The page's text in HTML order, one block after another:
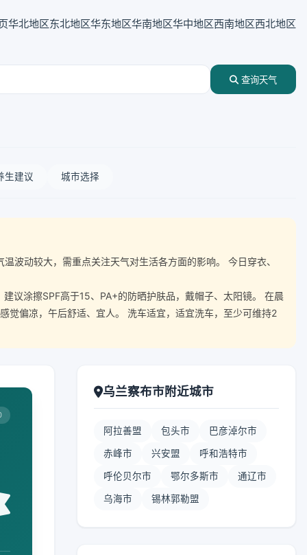
华北地区东北地区华东地区华南地区华中地区西南地区西北地区
查询天气
生建议 城市选择
动较大，需重点关注天气对生活各方面的影响。 今日穿衣、
议涂擦SPF高于15、PA+的防晒护肤品，戴帽子、太阳镜。 在晨
觉偏凉，午后舒适、宜人。 洗车适宜，适宜洗车，至少可维持2
乌兰察布市附近城市
阿拉善盟 包头市 巴彦淖尔市
赤峰市 兴安盟 呼和浩特市
呼伦贝尔市 鄂尔多斯市 通辽市
乌海市 锡林郭勒盟